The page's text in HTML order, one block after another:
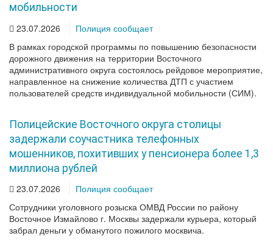
мобильности
23.07.2026
Полиция сообщает
В рамках городской программы по повышению безопасности
дорожного движения на территории Восточного
административного округа состоялось рейдовое мероприятие,
направленное на снижение количества ДТП с участием
пользователей средств индивидуальной мобильности (СИМ).
Полицейские Восточного округа столицы
задержали соучастника телефонных
мошенников, похитивших у пенсионера более 1,3
миллиона рублей
23.07.2026
Полиция сообщает
Сотрудники уголовного розыска ОМВД России по району
Восточное Измайлово г. Москвы задержали курьера, который
забрал деньги у обманутого пожилого москвича.